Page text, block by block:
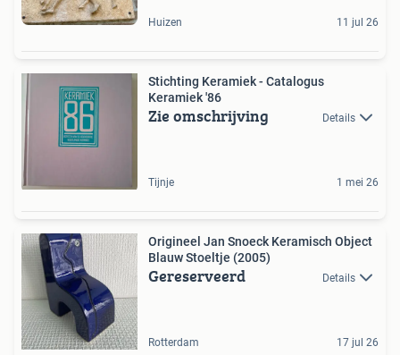
Huizen 11 jul 26
Stichting Keramiek - Catalogus
Keramiek '86
Zie omschrijving Details
Tijnje 1 mei 26
Origineel Jan Snoeck Keramisch Object
Blauw Stoeltje (2005)
Gereserveerd Details
Rotterdam 17 jul 26